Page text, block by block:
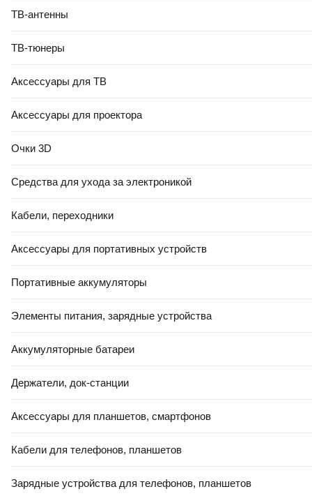
ТВ-антенны
ТВ-тюнеры
Аксессуары для ТВ
Аксессуары для проектора
Очки 3D
Средства для ухода за электроникой
Кабели, переходники
Аксессуары для портативных устройств
Портативные аккумуляторы
Элементы питания, зарядные устройства
Аккумуляторные батареи
Держатели, док-станции
Аксессуары для планшетов, смартфонов
Кабели для телефонов, планшетов
Зарядные устройства для телефонов, планшетов